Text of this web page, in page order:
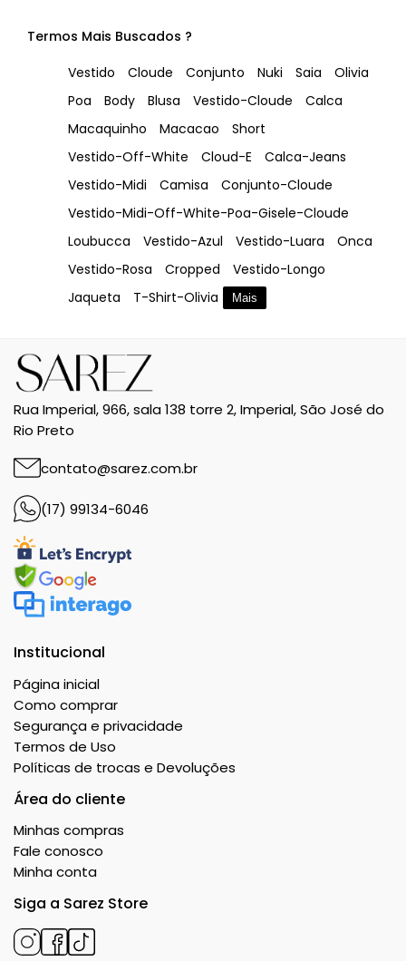
Termos Mais Buscados ?
Vestido
Cloude Conjunto Nuki Saia
Olivia
Poa
Body Blusa Vestido-Cloude
Calca
Macaquinho
Macacao
Short
Vestido-Off-White
Cloud-E
Calca-Jeans
Vestido-Midi
Camisa
Conjunto-Cloude
Vestido-Midi-Off-White-Poa-Gisele-Cloude
Loubucca
Vestido-Azul Vestido-Luara
Onca
Vestido-Rosa
Cropped
Vestido-Longo
Jaqueta
T-Shirt-Olivia Mais
Rua Imperial, 966, sala 138 torre 2, Imperial, São José do
Rio Preto
contato@sarez.com.br
(17) 99134-6046
Institucional
Página inicial
Como comprar
Segurança e privacidade
Termos de Uso
Políticas de trocas e Devoluções
Área do cliente
Minhas compras
Fale conosco
Minha conta
Siga a Sarez Store